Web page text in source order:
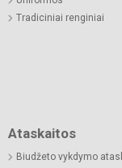
Tradiciniai renginiai
Ataskaitos
Biudžeto vykdymo